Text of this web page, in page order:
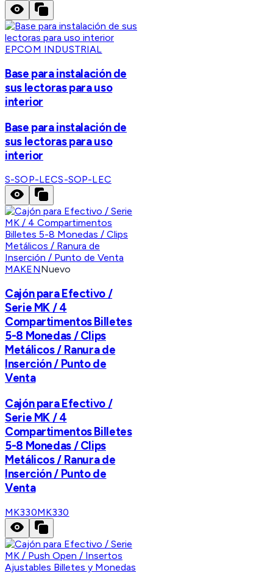
EPCOM INDUSTRIAL
Base para instalación de
sus lectoras para uso
interior
Base para instalación de
sus lectoras para uso
interior
S-SOP-LECS-SOP-LEC
MAKENNuevo
Cajón para Efectivo /
Serie MK / 4
Compartimentos Billetes
5-8 Monedas / Clips
Metálicos / Ranura de
Inserción / Punto de
Venta
Cajón para Efectivo /
Serie MK / 4
Compartimentos Billetes
5-8 Monedas / Clips
Metálicos / Ranura de
Inserción / Punto de
Venta
MK330MK330